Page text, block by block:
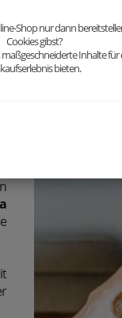
deren
erhälst
Shop nur dann
Cookies gibst?
Inhalte
bieten.